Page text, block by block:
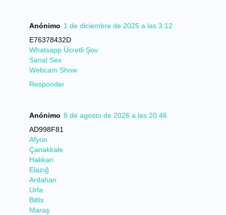
Anónimo 1 de diciembre de 2025 a las 3:12
E76378432D
Whatsapp Ücretli Şov
Sanal Sex
Webcam Show
Responder
Anónimo 8 de agosto de 2026 a las 20:46
AD998F81
Afyon
Çanakkale
Hakkari
Elazığ
Ardahan
Urfa
Bitlis
Maraş